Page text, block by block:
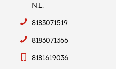
N.L.
8183071519
8183071366
8181619036